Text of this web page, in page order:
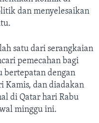
dan menyelesaikan
satu dari serangkaian
pemecahan bagi
bertepatan dengan
Kamis, dan diadakan
di Qatar hari Rabu
minggu ini.